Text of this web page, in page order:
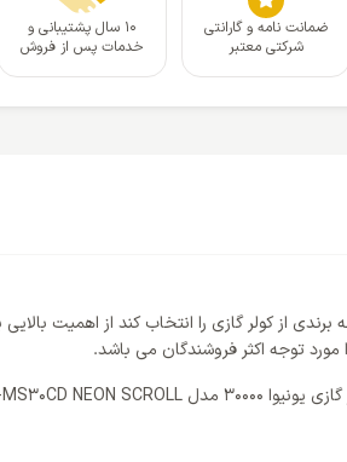
ضمانت نامه و گارانتی
شرکتی معتبر
۱۰ سال پشتیبانی و
خدمات پس از فروش
کولر گازی را انتخاب کند از اهمیت بالایی
توجه اکثر فروشندگان می باشد.